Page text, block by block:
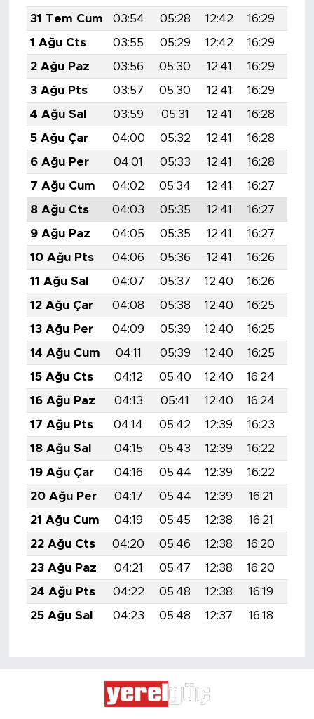
31 Tem Cum
03:54 05:28 12:42 16:29
1 Ağu Cts
03:55 05:29 12:42 16:29
2 Ağu Paz
03:56 05:30 12:41 16:29
3 Ağu Pts
03:57 05:30 12:41 16:29
4 Ağu Sal
03:59 05:31 12:41 16:28
5 Ağu Çar
04:00 05:32 12:41 16:28
6 Ağu Per
04:01 05:33 12:41 16:28
7 Ağu Cum
04:02 05:34 12:41 16:27
8 Ağu Cts
04:03 05:35 12:41 16:27
9 Ağu Paz
04:05 05:35 12:41 16:27
10 Ağu Pts
04:06 05:36 12:41 16:26
11 Ağu Sal
04:07 05:37 12:40 16:26
12 Ağu Çar
04:08 05:38 12:40 16:25
13 Ağu Per
04:09 05:39 12:40 16:25
14 Ağu Cum
04:11 05:39 12:40 16:25
15 Ağu Cts
04:12 05:40 12:40 16:24
16 Ağu Paz
04:13 05:41 12:40 16:24
17 Ağu Pts
04:14 05:42 12:39 16:23
18 Ağu Sal
04:15 05:43 12:39 16:22
19 Ağu Çar
04:16 05:44 12:39 16:22
20 Ağu Per
04:17 05:44 12:39 16:21
21 Ağu Cum
04:19 05:45 12:38 16:21
22 Ağu Cts
04:20 05:46 12:38 16:20
23 Ağu Paz
04:21 05:47 12:38 16:20
24 Ağu Pts
04:22 05:48 12:38 16:19
25 Ağu Sal
04:23 05:48 12:37 16:18